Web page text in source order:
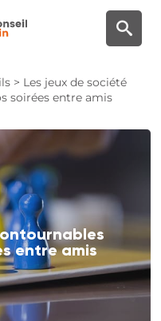
> Les jeux de société
soirées entre amis
entre amis